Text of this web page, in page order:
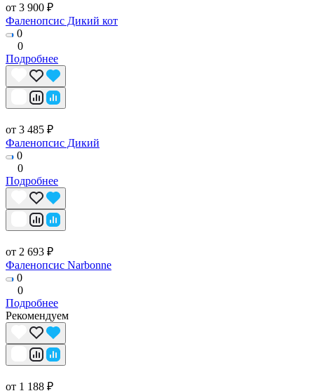
от 3 900 ₽
Фаленопсис Дикий кот
0
0
Подробнее
от 3 485 ₽
Фаленопсис Дикий
0
0
Подробнее
от 2 693 ₽
Фаленопсис Narbonne
0
0
Подробнее
Рекомендуем
от 1 188 ₽